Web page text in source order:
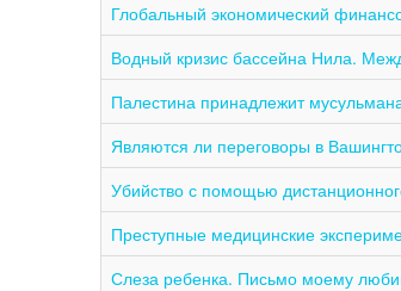
Глобальный экономический
Водный кризис бассейна Нила.
Палестина принадлежит
Являются ли переговоры в
Убийство с помощью
Преступные медицинские
Слеза ребенка. Письмо моему